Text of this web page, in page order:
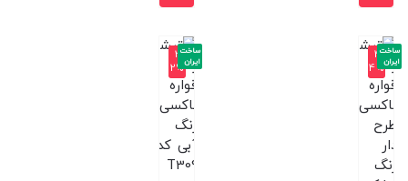
-4
4%
ساخت
ایران
-3
2%
ساخت
ایران